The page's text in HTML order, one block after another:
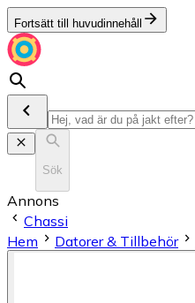
Fortsätt till huvudinnehåll
Sök
Annons
Chassi
Hem
Datorer & Tillbehör